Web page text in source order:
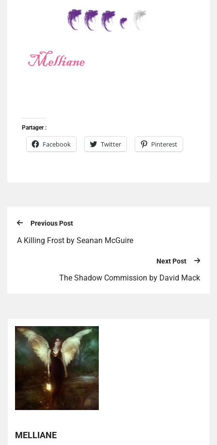
Partager :
Facebook Twitter Pinterest
Previous Post
A Killing Frost by Seanan McGuire
Next Post
The Shadow Commission by David Mack
MELLIANE